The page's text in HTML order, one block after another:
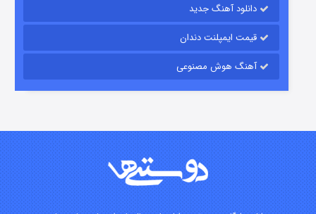
قسمت۲ (دوبله) منتشر شد
دانلود آهنگ جدید
قیمت ایمپلنت دندان
آهنگ هوش مصنوعی